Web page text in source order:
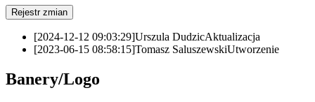
Rejestr zmian
[2024-12-12 09:03:29]Urszula DudzicAktualizacja
[2023-06-15 08:58:15]Tomasz SaluszewskiUtworzenie
Banery/Logo